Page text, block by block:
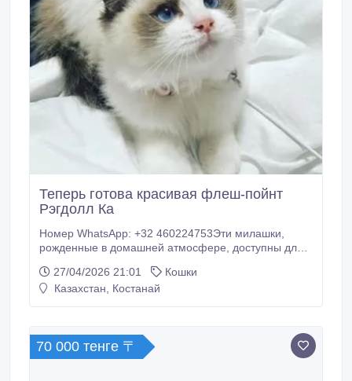
Теперь готова красивая флеш-пойнт
Рэгдолл Ка
Номер WhatsApp: +32 460224753Эти милашки,
рожденные в домашней атмосфере, доступны для
предоставлены здесь с # необходимыми
прививками 3 или 4, а также питомниковым кашлем
регистрацией # 2-летней письменной гарантией #
Начальным питанием и хорошим обслуживанием.
27/04/2026 21:01
Кошки
Казахстан, Костанай
70 000 тенге 〒